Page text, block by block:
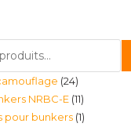
2424
produits
NRBC-E 1111
produits
pour bunkers 11